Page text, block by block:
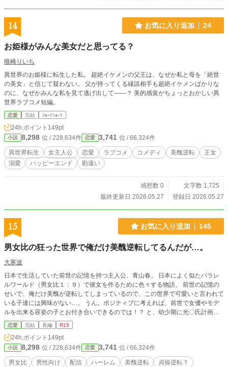
14 お気に入り追加 24
お姫様がみんな美女だと思ってる？
唯崎りいち
異世界のお姫様に転生した私。 超絶イケメンの父王は、なぜか私と母を「絶世
の美女」と信じて疑わない。 父が持ってくる縁談相手も超絶イケメンばかりな
のに、なぜかみんな私を見て逃げ出して――？ 美的感覚がちょっとおかしい異
世界ラブコメ短編。
恋愛 完結 ｼｮｰﾄｼｮｰﾄ
24h.ポイント 149pt
小説 8,298 位 / 228,634件 恋愛 3,741 位 / 66,324件
異世界転生 女主人公 恋愛 ラブコメ コメディ 美醜逆転
王女
溺愛
ハッピーエンド 勘違い
感想数 0
文字数 1,725
最終更新日 2026.05.27
登録日 2026.05.27
15 お気に入り追加 145
男女比の狂った世界で俺だけ美醜逆転してるんだが…。
大寒波
日本で生活していた前世の記憶を持つ主人公、青山春。 日本によく似たパラレ
ルワールド（男女比１：９）で彼女を作るために色々する物語。 前世の記憶の
せいで、俺だけ美醜が逆転してしまっているので、この世界で可愛いと言われて
いる子達には興味がない…。 うん。ポジティブに考えれば、前世で女優やモデ
ルを出来る容姿の子とお付き合いできるのでは！？ と、幼少期に光〇氏計画を
実行しようとするも断念。 その後は勉強出来るのおもしれぇ！ 状態に陥り、
時が流れ大学に入学。 そこで義務を思い出し二十歳までに彼女が欲しい！いな
きゃしんどい！と配信を始めてみたり…。 大学の食堂で出会った美人とお近づ
きになろうとしたり…！ 作者が暗い話が嫌いなので、基本的に明るめの話構成
になってるはずです。
恋愛 完結 長編 R15
24h.ポイント 149pt
小説 8,298 位 / 228,634件 恋愛 3,741 位 / 66,324件
男女比 男性向け 配信 ハーレム 美醜逆転 貞操逆転？